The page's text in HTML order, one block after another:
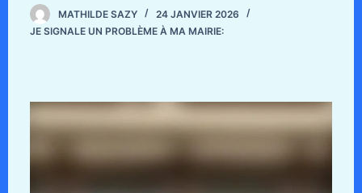
MATHILDE SAZY
24 JANVIER 2026
JE SIGNALE UN PROBLÈME À MA MAIRIE: